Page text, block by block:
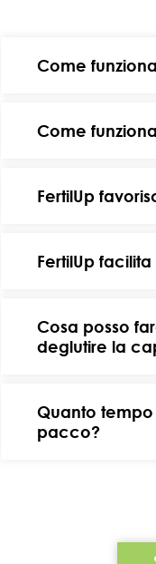
Come
Come
FertilUp
FertilUp
Cosa posso
deglutire la
Quanto
pacco?